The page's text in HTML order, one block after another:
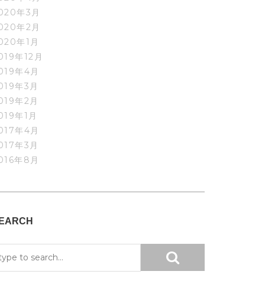
年3月
年2月
年1月
年12月
年4月
年3月
年2月
年1月
年4月
年3月
年8月